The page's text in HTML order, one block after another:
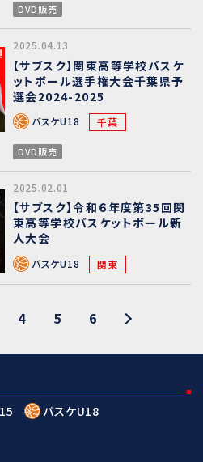
DVD販売
2025.04.13
【サブスク】関東高等学校バスケ
ットボール選手権大会千葉県予
選会2024-2025
バスケU18 千葉
DVD販売
2025.02.01
【サブスク】令和６年度第35回関
東高等学校バスケットボール新
人大会
バスケU18 関東
4 5 6
バスケU18